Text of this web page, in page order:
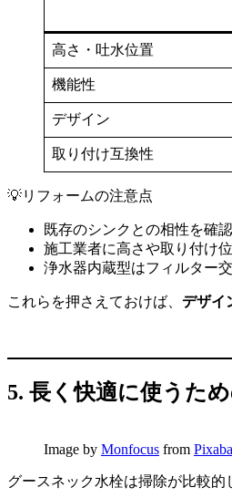
高さ・吐水位置
機能性
デザイン
取り付け互換性
💡リフォームの注意点
既存のシンクとの相性を確
施工業者に高さや取り付け
浄水器内蔵型はフィルター
これらを押さえておけば、 デザイ
5. 長く快適に使うた
Image by Monfocus from
グースネック水栓は掃除が比較的